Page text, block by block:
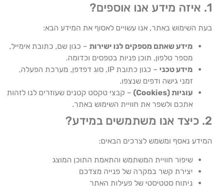
1. איזה מידע אנו אוספים?
בעת השימוש באתר, אנו עשויים לאסוף את המידע הבא:
מידע שאתם מספקים לנו ישירות – כגון שם, כתובת אימייל,
מספר טלפון, תוכן פניות בטפסים וכדומה.
מידע טכני
– כגון כתובת IP, סוג דפדפן, מערכת הפעלה,
זמני גישה ודפים שנצפו.
עוגיות (Cookies)
– קבצי טקסט קטנים שעוזרים לנו לזהות
אתכם ולשפר את חוויית השימוש באתר.
2. כיצד אנו משתמשים במידע?
המידע נאסף ומשמש לצרכים הבאים:
שיפור חוויית המשתמש והתאמת התוכן המוצג
יצירת קשר במקרה של פנייה מצדכם
ניתוח סטטיסטי של פעילות האתר